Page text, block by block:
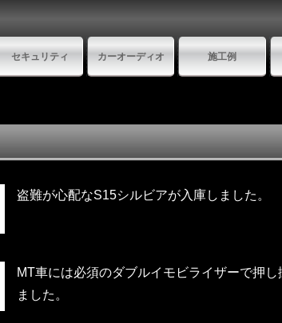
セキュリティ カーオーディオ 施工例
盗難が心配なS15シルビアが入庫しました。
MT車には必須のダブルイモビライザーで押
ました。